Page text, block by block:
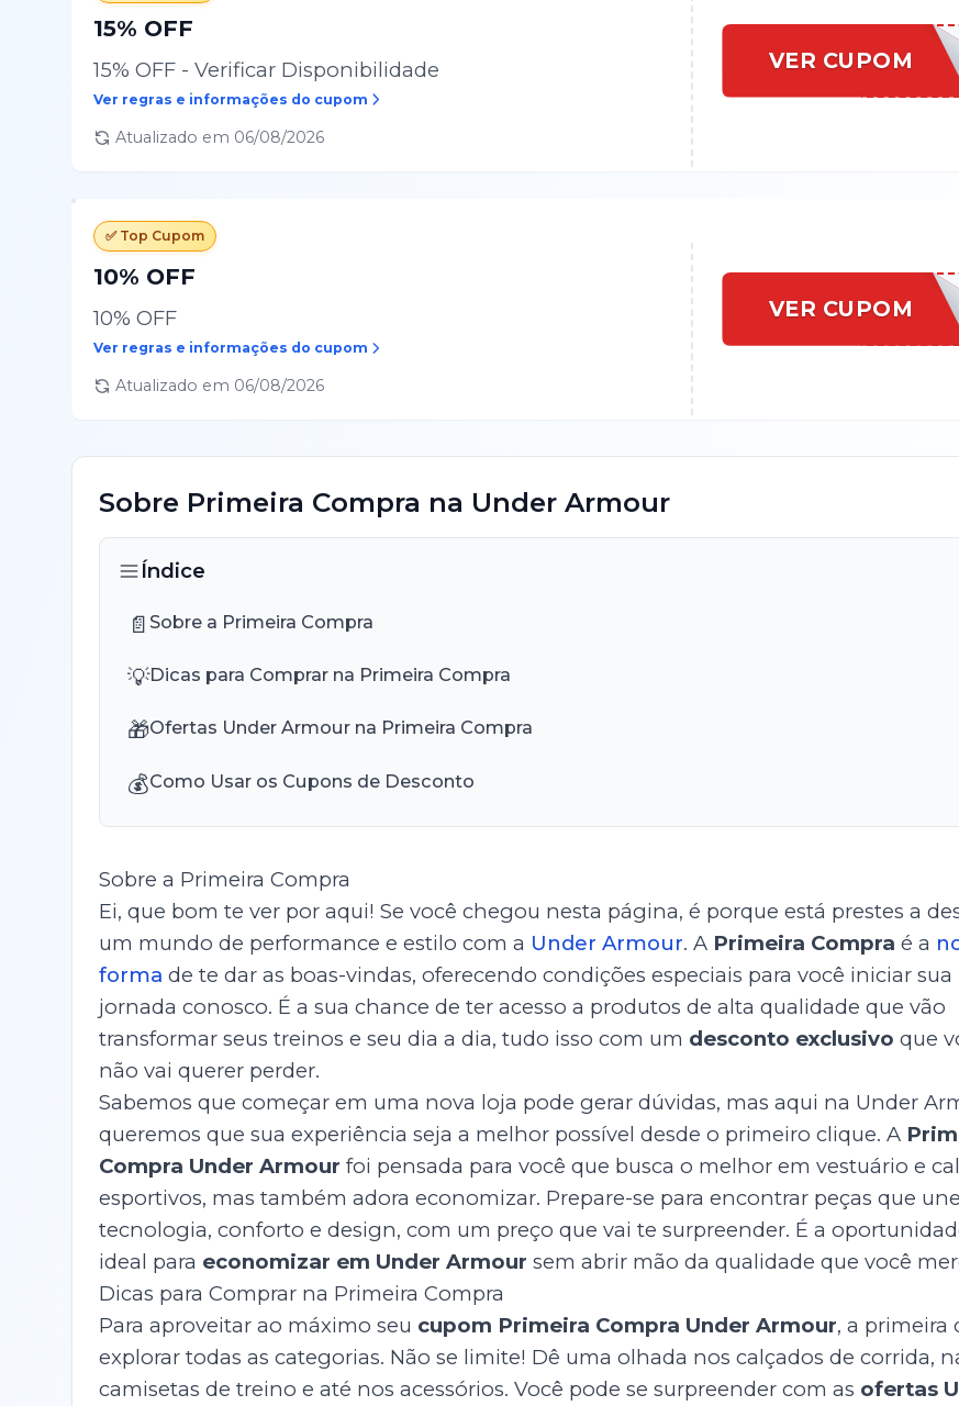
15% OFF
15% OFF - Verificar Disponibilidade
Ver regras e informações do cupom
Atualizado em 06/08/2026
VER CUPOM
✅ Top Cupom
10% OFF
10% OFF
Ver regras e informações do cupom
Atualizado em 06/08/2026
VER CUPOM
Sobre Primeira Compra na Under Armour
Índice
📄 Sobre a Primeira Compra
💡Dicas para Comprar na Primeira Compra
🎁Ofertas Under Armour na Primeira Compra
💰Como Usar os Cupons de Desconto
Sobre a Primeira Compra
Ei, que bom te ver por aqui! Se você chegou nesta página, é porque está prestes a
um mundo de performance e estilo com a Under Armour. A Primeira Compra é a
forma de te dar as boas-vindas, oferecendo condições especiais para você iniciar sua
jornada conosco. É a sua chance de ter acesso a produtos de alta qualidade que vão
transformar seus treinos e seu dia a dia, tudo isso com um desconto exclusivo que
não vai querer perder.
Sabemos que começar em uma nova loja pode gerar dúvidas, mas aqui na Under
queremos que sua experiência seja a melhor possível desde o primeiro clique. A
Compra Under Armour foi pensada para você que busca o melhor em vestuário e
esportivos, mas também adora economizar. Prepare-se para encontrar peças que
tecnologia, conforto e design, com um preço que vai te surpreender. É a
ideal para economizar em Under Armour sem abrir mão da qualidade que você
Dicas para Comprar na Primeira Compra
Para aproveitar ao máximo seu cupom Primeira Compra Under Armour, a primeira
explorar todas as categorias. Não se limite! Dê uma olhada nos calçados de corrida,
camisetas de treino e até nos acessórios. Você pode se surpreender com as ofertas